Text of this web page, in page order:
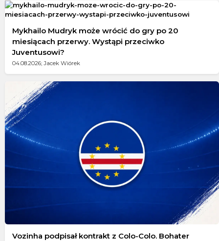
Mykhailo Mudryk może wrócić do gry po 20
miesiącach przerwy. Wystąpi przeciwko
Juventusowi?
04.08.2026; Jacek Wiórek
Vozinha podpisał kontrakt z Colo-Colo. Bohater